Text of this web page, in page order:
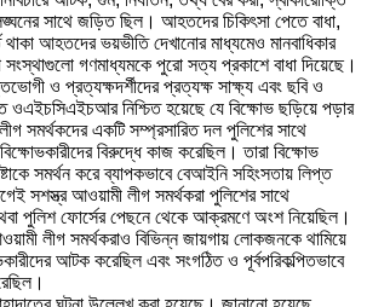
সাথে জড়িত ছিল। আহতদের চিকিৎসা পেতে বাধা,
থাকা আহতদের ভয়ভীতি দেখানোর মাধ্যমেও মানবাধিকার
সংস্থাগুলো গণমাধ্যমকে পুরো সত্য প্রকাশে বাধা দিয়েছে।
ও প্রত্যক্ষদর্শীদের প্রত্যক্ষ সাক্ষ্য এবং ছবি ও
ওএইচসিএইচআর নিশ্চিত হয়েছে যে বিক্ষোভ ছড়িয়ে পড়ার
সমর্থকদের একটি সম্প্রসারিত দল পুলিশের সাথে
বিরুদ্ধে কাজ করেছিল। তারা বিক্ষোভ
সমর্থন করে ব্যাপকভাবে বেআইনি সহিংসতায় লিপ্ত
সশস্ত্র আওয়ামী লীগ সমর্থকরা পুলিশের সাথে
পুলিশ ফোর্সের পেছনে থেকে আক্রমণে অংশ নিয়েছিল।
লীগ সমর্থকরাও বিভিন্ন জায়গায় লোকজনকে থামিয়ে
আটক করেছিল এবং সংগঠিত ও পূর্বপরিকল্পিতভাবে